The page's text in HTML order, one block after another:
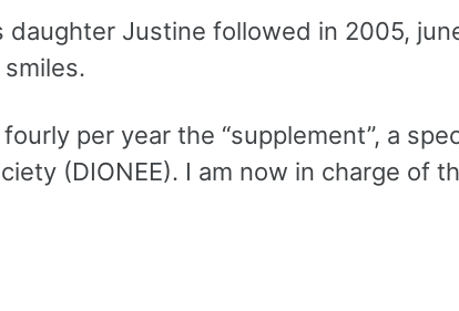
daughter Justine followed in 2005,
per year the “supplement”, a
(DIONEE). I am now in charge of